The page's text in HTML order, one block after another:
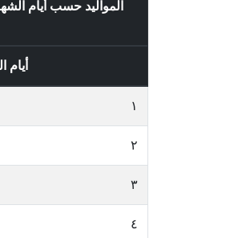
المواليد حسب أيام
أيام
١
٢
٣
٤